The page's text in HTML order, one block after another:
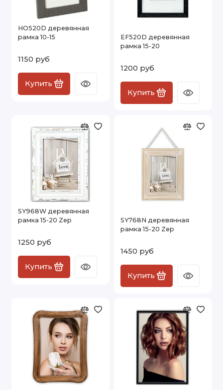
HO520D деревянная
рамка 10-15
1150 руб
Купить
EF520D деревянная
рамка 15-20
1200 руб
Купить
SY968W деревянная
рамка 15-20 Zep
1250 руб
Купить
SY768N деревянная
рамка 15-20 Zep
1450 руб
Купить